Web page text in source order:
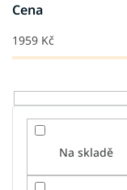
u
k
t
Cena
1959 Kč
Na skladě